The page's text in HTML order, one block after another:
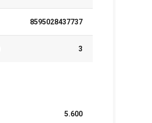
8595028437737
3
5.600